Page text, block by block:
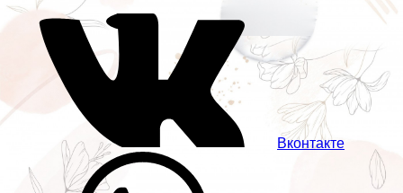
Вконтакте